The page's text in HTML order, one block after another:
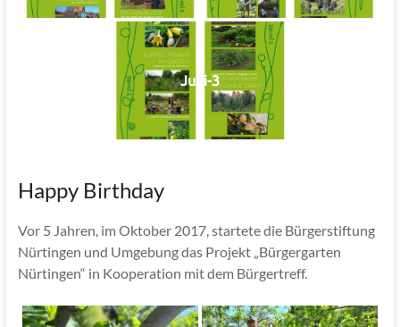
Jubi-3
Happy Birthday
Vor 5 Jahren, im Oktober 2017, startete die Bürgerstiftung
Nürtingen und Umgebung das Projekt „Bürgergarten
Nürtingen“ in Kooperation mit dem Bürgertreff.